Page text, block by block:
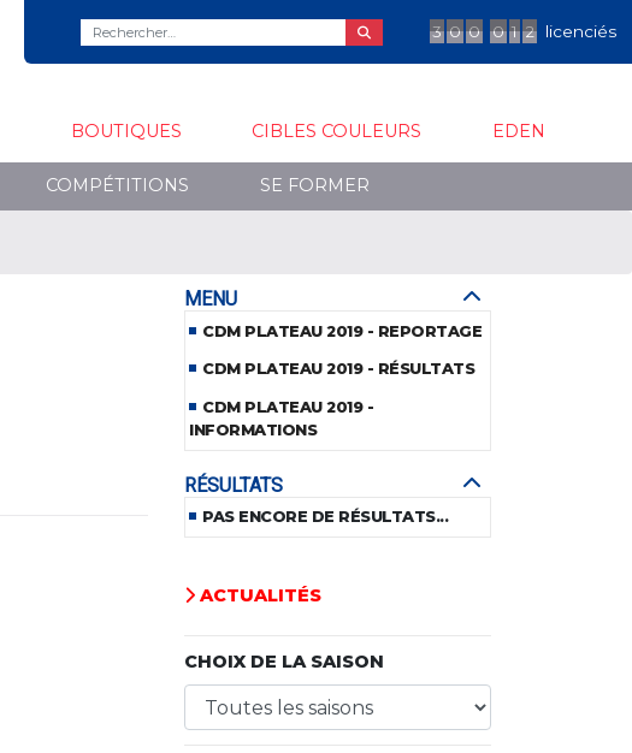
3 0 0 0 1 2 licenciés
BOUTIQUES CIBLES COULEURS EDEN
COMPÉTITIONS SE FORMER
MENU
CDM PLATEAU 2019 - REPORTAGE
CDM PLATEAU 2019 - RÉSULTATS
CDM PLATEAU 2019 -
INFORMATIONS
RÉSULTATS
PAS ENCORE DE RÉSULTATS...
ACTUALITÉS
CHOIX DE LA SAISON